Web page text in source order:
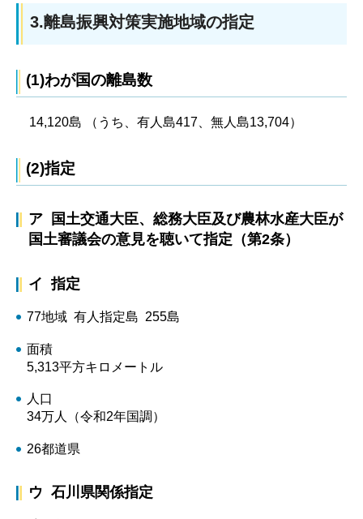
3.離島振興対策実施地域の指定
(1)わが国の離島数
14,120島 （うち、有人島417、無人島13,704）
(2)指定
ア 国土交通大臣、総務大臣及び農林水産大臣が
国土審議会の意見を聴いて指定（第2条）
イ 指定
77地域 有人指定島 255島
面積
5,313平方キロメートル
人口
34万人（令和2年国調）
26都道県
ウ 石川県関係指定